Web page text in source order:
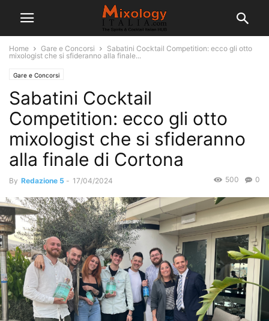
Home Gare e Concorsi
Sabatini Cocktail Competition: ecco gli otto
mixologist che si sfideranno alla finale...
Gare e Concorsi
Sabatini Cocktail
Competition: ecco gli otto
mixologist che si sfideranno
alla finale di Cortona
By Redazione 5 - 17/04/2024 0
500